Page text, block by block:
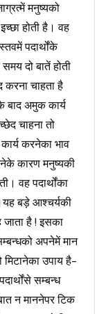
मनुष्यको
होती है। वह
पदार्थोंके
दो बातें होती
करना चाहता है
बाद अमुक कार्य
चाहना तो
करनेका भाव
कारण मनुष्यकी
वह पदार्थोंका
बड़े आश्चर्यकी
जाता है ! इसका
अपनेमें मान
मिटानेका उपाय है-
सम्बन्ध
न माननेपर टिक